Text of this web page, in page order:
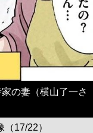
の妻（横山了一さ
17/22）